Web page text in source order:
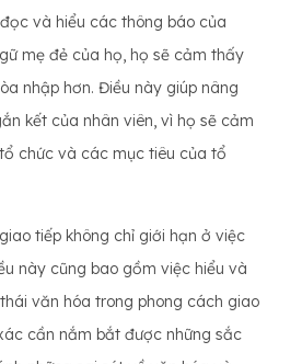
và hiểu các thông báo của
mẹ đẻ của họ, họ sẽ cảm thấy
nhập hơn. Điều này giúp nâng
kết của nhân viên, vì họ sẽ cảm
chức và các mục tiêu của tổ
tiếp không chỉ giới hạn ở việc
này cũng bao gồm việc hiểu và
văn hóa trong phong cách giao
cần nắm bắt được những sắc